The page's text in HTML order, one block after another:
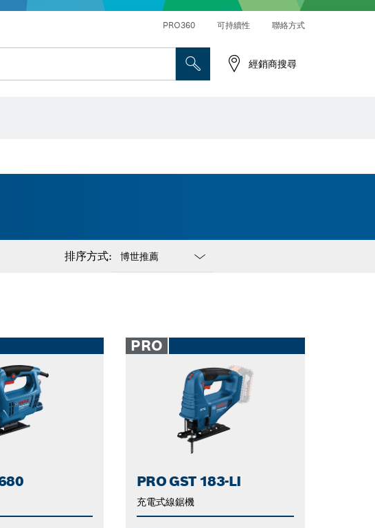
PRO360 可持續性 聯絡方式
經銷商搜尋
排序方式:
PRO
PRO GST 183-LI
充電式線鋸機